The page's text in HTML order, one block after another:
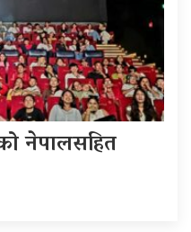
नेपालसहित